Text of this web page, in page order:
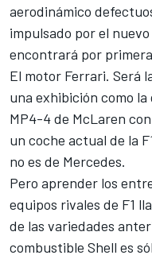
aerodinámico
impulsado por el
encontrará por
El motor Ferrari. Será
una exhibición como la
MP4-4 de McLaren
un coche actual de la
no es de Mercedes.
Pero aprender los
equipos rivales de F1
de las variedades
combustible Shell es